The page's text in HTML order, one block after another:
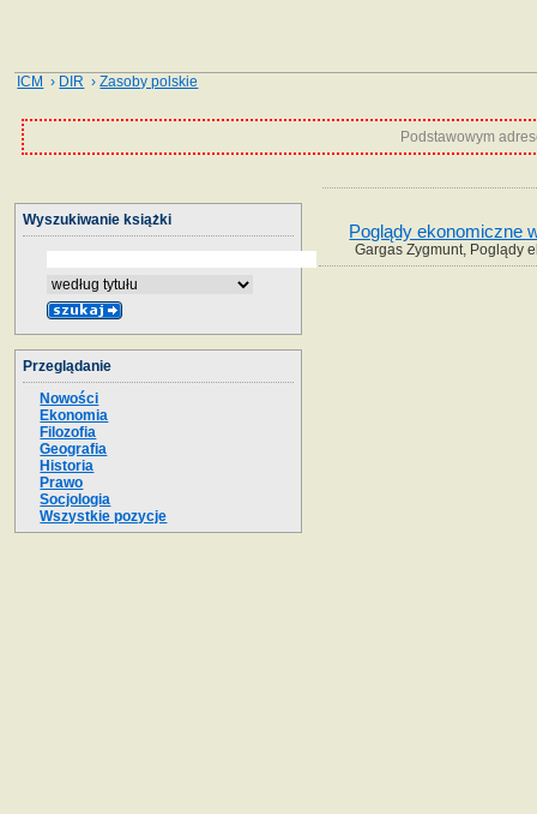
ICM › DIR ›Zasoby polskie
Podstawowym
Poglądy ekonomiczne
Gargas Zygmunt, Poglądy
Wyszukiwanie książki
Przeglądanie
Nowości
Ekonomia
Filozofia
Geografia
Historia
Prawo
Socjologia
Wszystkie pozycje